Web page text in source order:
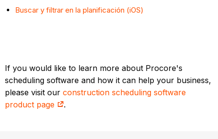
Buscar y filtrar en la planificación (iOS)
If you would like to learn more about Procore's
scheduling software and how it can help your business,
please visit ourconstruction scheduling software
product page
.